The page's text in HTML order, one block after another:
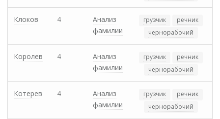
Клоков 4
Анализ
фамилии
грузчик
речник
чернорабочий
Королев 4
Анализ
фамилии
грузчик
речник
чернорабочий
Котерев 4
Анализ
фамилии
грузчик
речник
чернорабочий